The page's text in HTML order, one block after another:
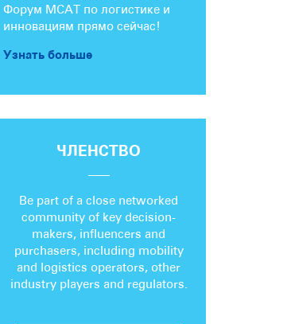
Форум МСАТ по логистике и
инновациям прямо сейчас!
Узнать больше
ЧЛЕНСТВО
Be part of a close networked
community of key decision-
makers, influencers and
purchasers, including mobility
and logistics operators, other
industry players and regulators.